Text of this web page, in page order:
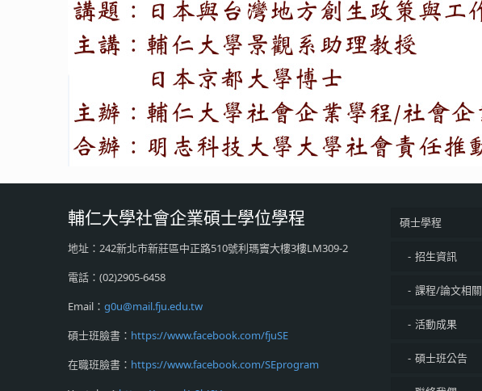
輔仁大學社會企業碩士學位學程
地址：242新北市新莊區中正路510號利瑪竇大樓3樓LM309-2
電話：(02)2905-6458
Email： g0u@mail.fju.edu.tw
碩士班臉書： https://www.facebook.com/fjuSE
在職班臉書： https://www.facebook.com/SEprogram
碩士學程
招生資訊
課程/論文相關
活動成果
碩士班公告